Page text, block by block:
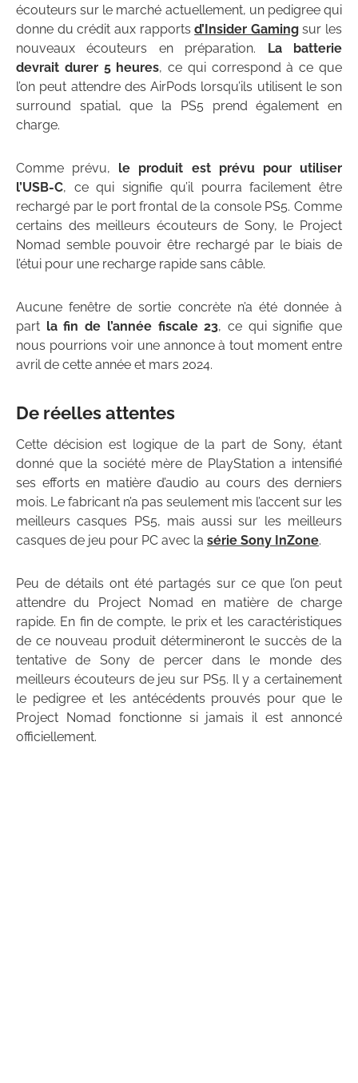
écouteurs sur le marché actuellement, un pedigree qui
donne du crédit aux rapportsd’Insider Gamingsur les
nouveaux écouteurs en préparation. La batterie
devrait durer 5 heures, ce qui correspond à ce que
l’on peut attendre des AirPods lorsqu’ils utilisent le son
surround spatial, que la PS5 prend également en
charge.
Comme prévu, le produit est prévu pour utiliser
l’USB-C, ce qui signifie qu’il pourra facilement être
rechargé par le port frontal de la console PS5. Comme
certains des meilleurs écouteurs de Sony, le Project
Nomad semble pouvoir être rechargé par le biais de
l’étui pour une recharge rapide sans câble.
Aucune fenêtre de sortie concrète n’a été donnée à
part la fin de l’année fiscale 23, ce qui signifie que
nous pourrions voir une annonce à tout moment entre
avril de cette année et mars 2024.
De réelles attentes
Cette décision est logique de la part de Sony, étant
donné que la société mère de PlayStation a intensifié
ses efforts en matière d’audio au cours des derniers
mois. Le fabricant n’a pas seulement mis l’accent sur les
meilleurs casques PS5, mais aussi sur les meilleurs
casques de jeu pour PC avec la série Sony InZone.
Peu de détails ont été partagés sur ce que l’on peut
attendre du Project Nomad en matière de charge
rapide. En fin de compte, le prix et les caractéristiques
de ce nouveau produit détermineront le succès de la
tentative de Sony de percer dans le monde des
meilleurs écouteurs de jeu sur PS5. Il y a certainement
le pedigree et les antécédents prouvés pour que le
Project Nomad fonctionne si jamais il est annoncé
officiellement.